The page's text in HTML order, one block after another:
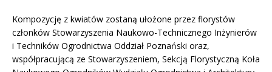
Kompozycję z kwiatów zostaną ułożone przez florystów
członków Stowarzyszenia Naukowo-Technicznego Inżynierów
i Techników Ogrodnictwa Oddział Poznański oraz,
współpracującą ze Stowarzyszeniem, Sekcją Florystyczną Koła